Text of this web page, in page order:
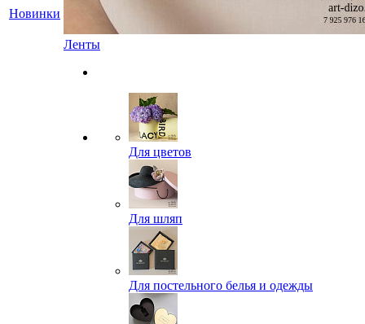
Новинки
Ленты
Для цветов
Для шляп
Для постельного белья и одежды